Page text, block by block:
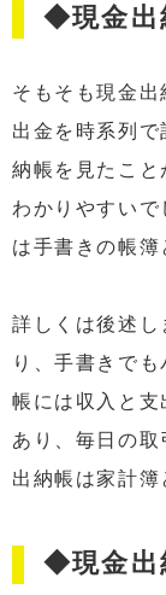
◆現金出
そもそも現金出
出金を時系列
納帳を見たこと
わかりやすい
は手書きの帳簿
詳しくは後述し
り、手書きで
帳には収入と
あり、毎日の
出納帳は家計簿
◆現金出